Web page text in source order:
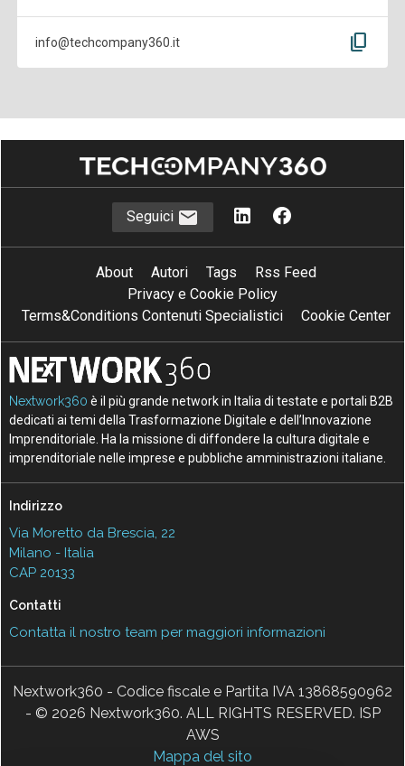
info@techcompany360.it content_copy
Seguici
About Autori Tags
Rss Feed
Privacy e Cookie Policy
Terms&Conditions Contenuti Specialistici
Cookie Center
Nextwork360 è il più grande network in Italia di testate e portali B2B
dedicati ai temi della Trasformazione Digitale e dell’Innovazione
Imprenditoriale. Ha la missione di diffondere la cultura digitale e
imprenditoriale nelle imprese e pubbliche amministrazioni italiane.
Indirizzo
Via Moretto da Brescia, 22
Milano - Italia
CAP 20133
Contatti
Contatta il nostro team per maggiori informazioni
Nextwork360 - Codice fiscale e Partita IVA 13868590962
- © 2026 Nextwork360. ALL RIGHTS RESERVED. ISP
AWS
Mappa del sito